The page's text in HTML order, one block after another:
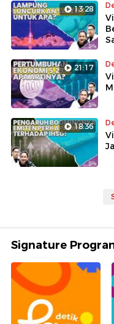
13:28
21:17
18:36
Signature